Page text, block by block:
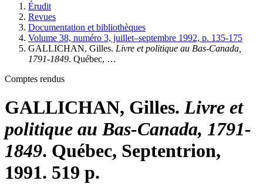
Érudit
Revues
Documentation et bibliothèques
Volume 38, numéro 3, juillet–septembre 1992, p. 135-175
GALLICHAN, Gilles. Livre et politique au Bas-Canada,
1791-1849. Québec, …
Comptes rendus
GALLICHAN, Gilles. Livre et
politique au Bas-Canada, 1791-
1849. Québec, Septentrion,
1991. 519 p.